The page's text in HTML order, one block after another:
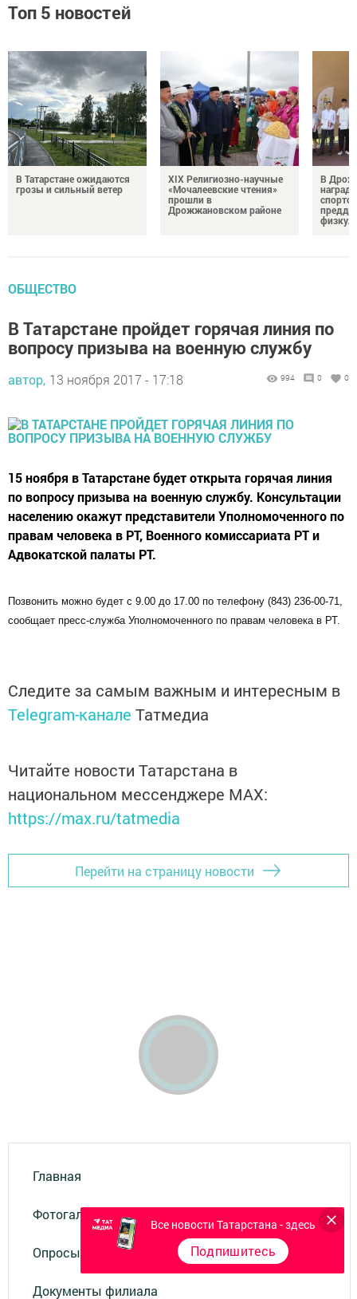
Топ 5 новостей
В Татарстане ожидаются
грозы и сильный ветер
XIX Религиозно-научные
«Мочалеевские чтения»
прошли в
Дрожжановском районе
В
ОБЩЕСТВО
В Татарстане пройдет горячая линия по
вопросу призыва на военную службу
автор, 13 ноября 2017 - 17:18 994 0 0
15 ноября в Татарстане будет открыта горячая линия
по вопросу призыва на военную службу. Консультации
населению окажут представители Уполномоченного по
правам человека в РТ, Военного комиссариата РТ и
Адвокатской палаты РТ.
Позвонить можно будет с 9.00 до 17.00 по телефону (843) 236-00-71,
сообщает пресс-служба Уполномоченного по правам человека в РТ.
Следите за самым важным и интересным в
Telegram-канале Татмедиа
Читайте новости Татарстана в
национальном мессенджере MАХ:
https://max.ru/tatmedia
Перейти на страницу новости
Главная
Фотогалереи
Опросы
Документы филиала
Все новости Татарстана - здесь
Подпишитесь